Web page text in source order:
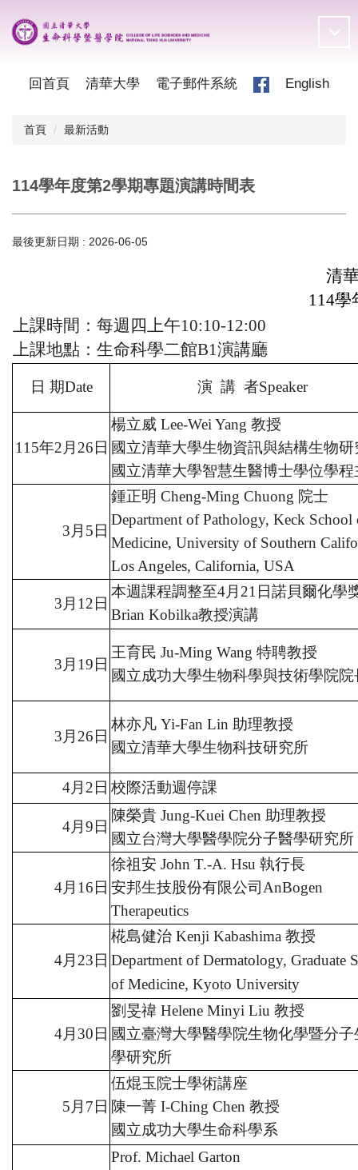
到
主
回首頁 清華大學 電子郵件系統 English
首頁 最新活動
114學年度第2學期專題演講時間表
最後更新日期 : 2026-06-05
清
114學
上課時間：每週四上午10:10-12:00
上課地點：生命科學二館B1演講廳
日 期Date 演 講 者Speaker
115年2 月 26日
楊立威 Lee-Wei Yang 教授
國立清華大學生物資訊與結構生物研
國立清華大學智慧生醫博士學位學程
3 月 5日
鍾正明 Cheng-Ming Chuong 院士
Department of Pathology, Keck School
Medicine, University of Southern
Los Angeles, California, USA
3 月 12日
本週課程調整至4月 21 日諾貝爾化學
Brian Kobilka教授演講
3 月 19日
王育民 Ju-Ming Wang 特聘教授
國立成功大學生物科學與技術學院院
3 月 26日
林亦凡 Yi-Fan Lin 助理教授
國立清華大學生物科技研究所
4月 2日 校際活動週停課
4月9日
陳榮貴 Jung-Kuei Chen 助理教授
國立台灣大學醫學院分子醫學研究所
4月 16日
徐祖安 John T.-A. Hsu 執行長
安邦生技股份有限公司AnBogen
Therapeutics
4月 23日
椛島健治 Kenji Kabashima 教授
Department of Dermatology, Graduate
of Medicine, Kyoto University
4月 30日
劉旻禕 Helene Minyi Liu 教授
國立臺灣大學醫學院生物化學暨分子
學研究所
5 月 7日
伍焜玉院士學術講座
陳一菁 I-Ching Chen 教授
國立成功大學生命科學系
Prof. Michael Garton